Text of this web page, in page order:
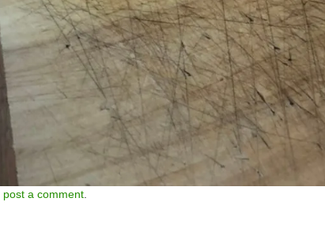
post a comment